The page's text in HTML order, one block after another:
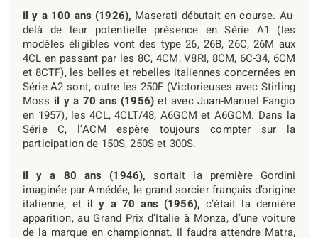
Il y a 100 ans (1926), Maserati débutait en course. Au-
delà de leur potentielle présence en Série A1 (les
modèles éligibles vont des type 26, 26B, 26C, 26M aux
4CL en passant par les 8C, 4CM, V8RI, 8CM, 6C-34, 6CM
et 8CTF), les belles et rebelles italiennes concernées en
Série A2 sont, outre les 250F (Victorieuses avec Stirling
Moss il y a 70 ans (1956) et avec Juan-Manuel Fangio
en 1957), les 4CL, 4CLT/48, A6GCM et A6GCM. Dans la
Série C, l’ACM espère toujours compter sur la
participation de 150S, 250S et 300S.
Il y a 80 ans (1946), sortait la première Gordini
imaginée par Amédée, le grand sorcier français d’origine
italienne, et il y a 70 ans (1956), c’était la dernière
apparition, au Grand Prix d’Italie à Monza, d’une voiture
de la marque en championnat. Il faudra attendre Matra,